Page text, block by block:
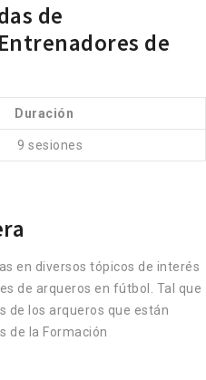
de
de
Duración
9 sesiones
en diversos tópicos de interés
de arqueros en fútbol. Tal que
de los arqueros que están
de la Formación